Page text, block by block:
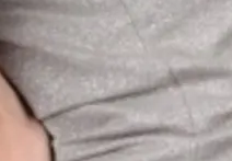
Почему Нельзя
Снять Запрет На